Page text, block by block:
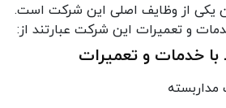
یکی از وظایف اصلی این شرکت است.
و تعمیرات این شرکت عبارتند از:
خدمات و تعمیرات
مداربسته